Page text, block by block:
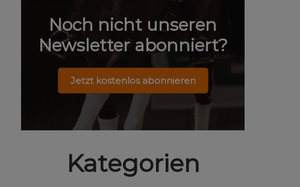
Noch nicht unseren
Newsletter abonniert?
Jetzt kostenlos abonnieren
Kategorien